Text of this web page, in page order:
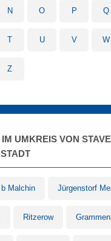
N O P Q
T U V W
Z
UMKREIS VON
Malchin Jürgenstorf
Ritzerow